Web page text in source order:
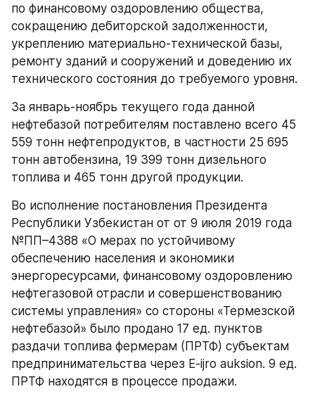
по финансовому оздоровлению общества,
сокращению дебиторской задолженности,
укреплению материально-технической базы,
ремонту зданий и сооружений и доведению их
технического состояния до требуемого уровня.
За январь-ноябрь текущего года данной
нефтебазой потребителям поставлено всего 45
559 тонн нефтепродуктов, в частности 25 695
тонн автобензина, 19 399 тонн дизельного
топлива и 465 тонн другой продукции.
Во исполнение постановления Президента
Республики Узбекистан от от 9 июля 2019 года
№ПП–4388 «О мерах по устойчивому
обеспечению населения и экономики
энергоресурсами, финансовому оздоровлению
нефтегазовой отрасли и совершенствованию
системы управления» со стороны «Термезской
нефтебазой» было продано 17 ед. пунктов
раздачи топлива фермерам (ПРТФ) субъектам
предпринимательства через E-ijro auksion. 9 ед.
ПРТФ находятся в процессе продажи.